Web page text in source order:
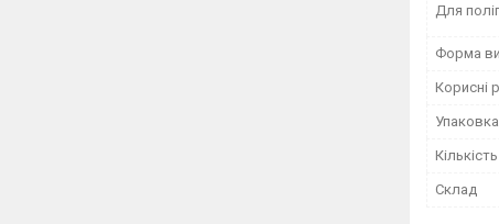
Для
Форма
Корисні
Упаковка
Склад